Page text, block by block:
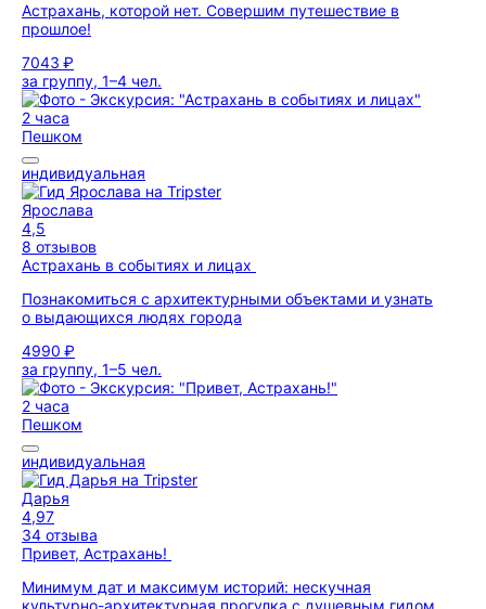
Астрахань, которой нет. Совершим путешествие в
прошлое!
7043 ₽
за группу, 1–4 чел.
2 часа
Пешком
индивидуальная
Ярослава
4,5
8 отзывов
Астрахань в событиях и лицах
Познакомиться с архитектурными объектами и узнать
о выдающихся людях города
4990 ₽
за группу, 1–5 чел.
2 часа
Пешком
индивидуальная
Дарья
4,97
34 отзыва
Привет, Астрахань!
Минимум дат и максимум историй: нескучная
культурно-архитектурная прогулка с душевным гидом